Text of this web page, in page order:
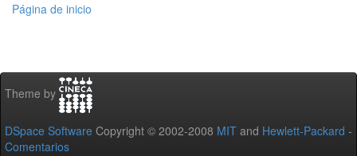
Página de inicio
Theme by
DSpace Software Copyright © 2002-2008 MIT and Hewlett-Packard -
Comentarios